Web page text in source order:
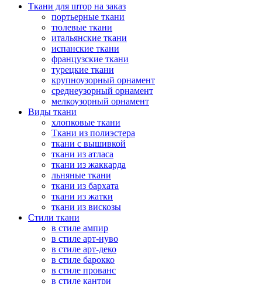
Ткани для штор на заказ
портьерные ткани
тюлевые ткани
итальянские ткани
испанские ткани
французские ткани
турецкие ткани
крупноузорный орнамент
среднеузорный орнамент
мелкоузорный орнамент
Виды ткани
хлопковые ткани
Ткани из полиэстера
ткани с вышивкой
ткани из атласа
ткани из жаккарда
льняные ткани
ткани из бархата
ткани из жатки
ткани из вискозы
Стили ткани
в стиле ампир
в стиле арт-нуво
в стиле арт-деко
в стиле барокко
в стиле прованс
в стиле кантри